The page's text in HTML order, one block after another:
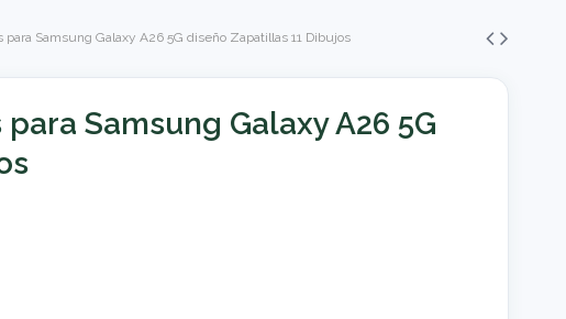
Samsung Galaxy A26 5G diseño Zapatillas 11 Dibujos
Samsung Galaxy A26 5G